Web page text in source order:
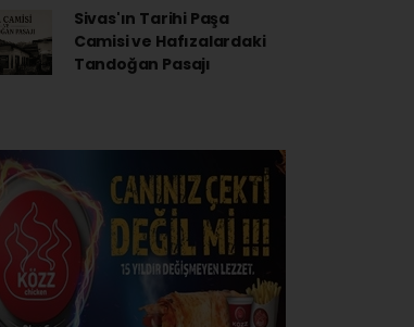
Sivas'ın Tarihi Paşa
Camisi ve Hafızalardaki
Tandoğan Pasajı